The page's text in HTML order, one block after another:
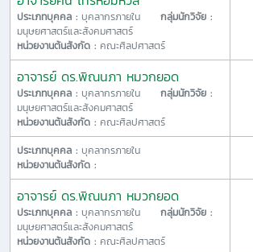
ประเภทบุคคล : บุคลากรภายใน กลุ่มนักวิจัย :
มนุษยศาสตร์และสังคมศาสตร์
หน่วยงานต้นสังกัด : คณะศิลปศาสตร์
อาจารย์ ดร.พิณนภา หมวกยอด
ประเภทบุคคล : บุคลากรภายใน กลุ่มนักวิจัย :
มนุษยศาสตร์และสังคมศาสตร์
หน่วยงานต้นสังกัด : คณะศิลปศาสตร์
ประเภทบุคคล : บุคลากรภายใน
หน่วยงานต้นสังกัด :
อาจารย์ ดร.พิณนภา หมวกยอด
ประเภทบุคคล : บุคลากรภายใน กลุ่มนักวิจัย :
มนุษยศาสตร์และสังคมศาสตร์
หน่วยงานต้นสังกัด : คณะศิลปศาสตร์